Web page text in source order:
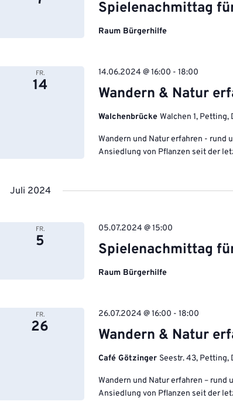
Spielenachmittag
Raum Bürgerhilfe
FR.
14 Wandern & Natur
14.06.2024 @ 16:00 - 18:00
Walchenbrücke Walchen 1, Petting,
Wandern und Natur erfahren - rund
Ansiedlung von Pflanzen seit der
Juli 2024
FR.
5 Spielenachmittag
05.07.2024 @ 15:00
Raum Bürgerhilfe
FR.
26 Wandern & Natur
26.07.2024 @ 16:00 - 18:00
Café Götzinger Seestr. 43, Petting,
Wandern und Natur erfahren –
Ansiedlung von Pflanzen seit der